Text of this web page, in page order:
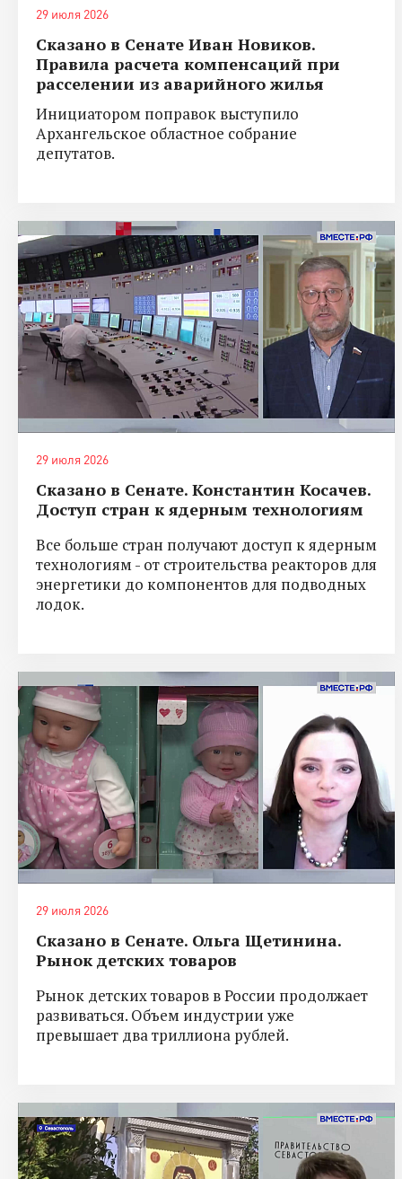
29 июля 2026
Сказано в Сенате Иван Новиков.
Правила расчета компенсаций при
расселении из аварийного жилья
Инициатором поправок выступило
Архангельское областное собрание
депутатов.
29 июля 2026
Сказано в Сенате. Константин Косачев.
Доступ стран к ядерным технологиям
Все больше стран получают доступ к ядерным
технологиям - от строительства реакторов для
энергетики до компонентов для подводных
лодок.
29 июля 2026
Сказано в Сенате. Ольга Щетинина.
Рынок детских товаров
Рынок детских товаров в России продолжает
развиваться. Объем индустрии уже
превышает два триллиона рублей.